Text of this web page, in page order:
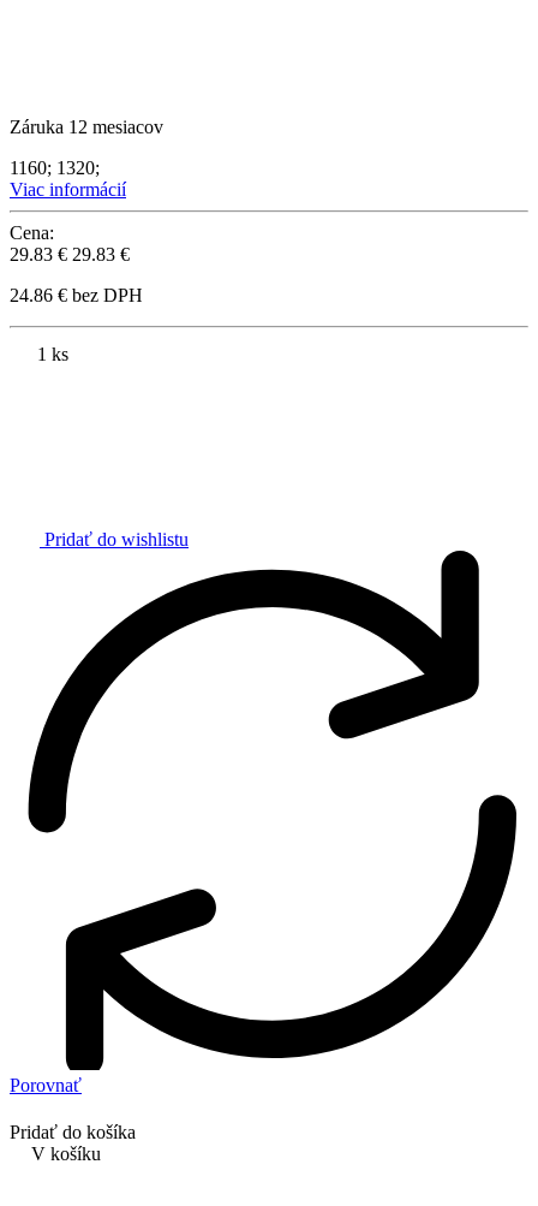
Záruka 12 mesiacov
1160; 1320;
Viac informácií
Cena:
29.83 € 29.83 €
24.86 € bez DPH
1 ks
Pridať do wishlistu
Porovnať
Pridať do košíka
V košíku